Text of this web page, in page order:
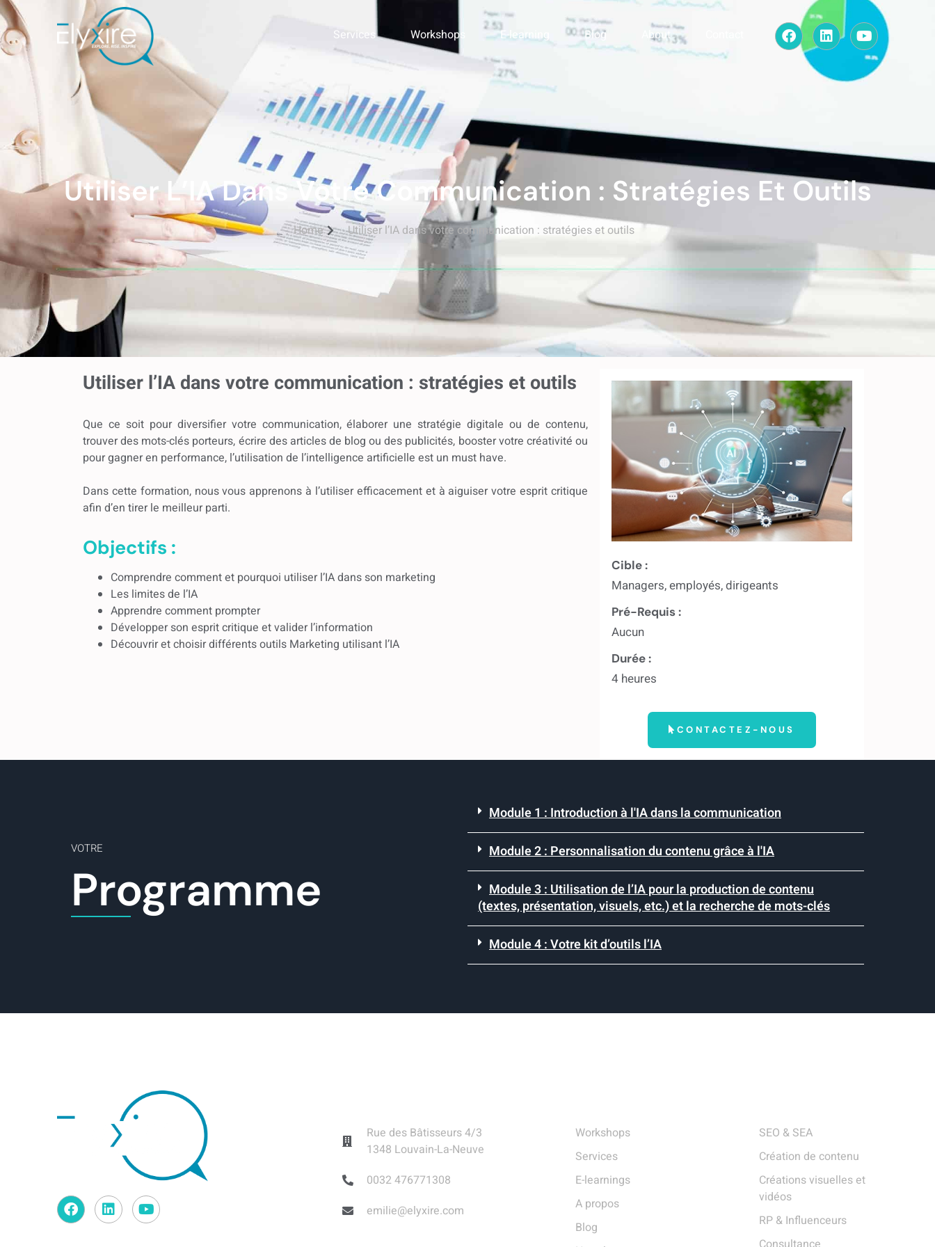
Services Workshops E-learning Blog About
Utiliser l’IA dans votre communication : stratégies et outils
Utiliser L’IA Dans Votre Communication : Stratégies Et Outils
Home Utiliser l’IA dans votre communication : stratégies et outils
Utiliser l’IA dans votre communication : stratégies et outils
Que ce soit pour diversifier votre communication, élaborer une stratégie digitale ou de contenu,
trouver des mots-clés porteurs, écrire des articles de blog ou des publicités, booster votre créativité ou
pour gagner en performance, l’utilisation de l’intelligence artificielle est un must have.
Dans cette formation, nous vous apprenons à l’utiliser efficacement et à aiguiser votre esprit critique
afin d’en tirer le meilleur parti.
Objectifs :
Comprendre comment et pourquoi utiliser l’IA dans son marketing
Les limites de l’IA
Apprendre comment prompter
Développer son esprit critique et valider l’information
Découvrir et choisir différents outils Marketing utilisant l’IA
Cible :
Managers, employés, dirigeants
Pré-Requis :
Aucun
Durée :
4 heures
CONTACTEZ-NOUS
VOTRE
Programme
Module 1 : Introduction à l'IA dans la communication
Module 2 : Personnalisation du contenu grâce à l'IA
Module 3 : Utilisation de l’IA pour la production de contenu
(textes, présentation, visuels, etc.) et la recherche de mots-clés
Module 4 : Votre kit d’outils l’IA
Rue des Bâtisseurs 4/3
1348 Louvain-La-Neuve
0032 476771308
emilie@elyxire.com
Workshops
Services
E-learnings
A propos
Blog
SEO & SEA
Création de contenu
Créations visuelles et
vidéos
RP & Influenceurs